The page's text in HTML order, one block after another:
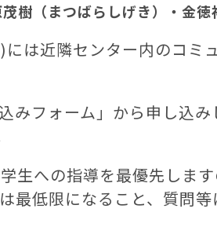
（まつばらしげき）・金徳
は近隣センター内のコミ
フォーム」から申し込み
生への指導を最優先しま
最低限になること、質問